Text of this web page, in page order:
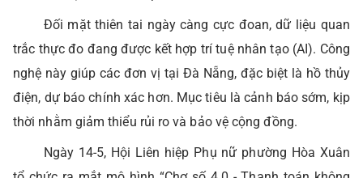
Đối mặt thiên tai ngày càng cực đoan, dữ liệu quan
trắc thực đo đang được kết hợp trí tuệ nhân tạo (AI). Công
nghệ này giúp các đơn vị tại Đà Nẵng, đặc biệt là hồ thủy
điện, dự báo chính xác hơn. Mục tiêu là cảnh báo sớm, kịp
thời nhằm giảm thiểu rủi ro và bảo vệ cộng đồng.
Ngày 14-5, Hội Liên hiệp Phụ nữ phường Hòa Xuân